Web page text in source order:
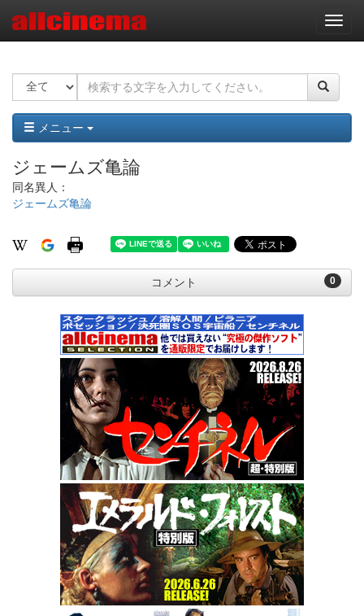
ナ
ビ
ー
ョ
ン
メニュー
ジェームズ亀論
同名異人：
ジェームズ亀論
0
コメント